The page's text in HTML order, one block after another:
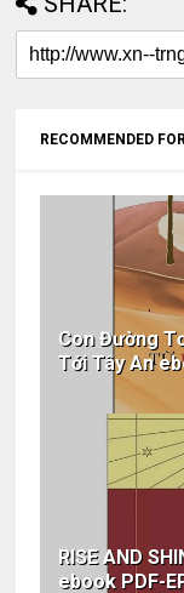
RECOMMENDED
Con Đường
Tới Tây An
RISE AND
ebook PDF-